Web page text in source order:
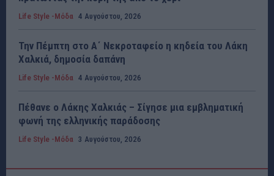
Life Style -Μόδα 4 Αυγούστου, 2026
Την Πέμπτη στο Α΄ Νεκροταφείο η κηδεία του Λάκη
Χαλκιά, δημοσία δαπάνη
Life Style -Μόδα 4 Αυγούστου, 2026
Πέθανε ο Λάκης Χαλκιάς – Σίγησε μια εμβληματική
φωνή της ελληνικής παράδοσης
Life Style -Μόδα 3 Αυγούστου, 2026